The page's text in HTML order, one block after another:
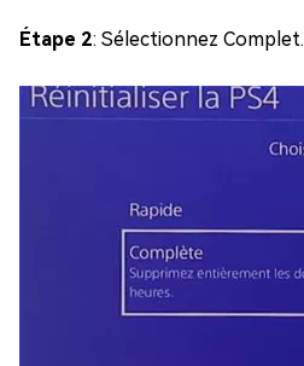
Étape 2: Sélectionnez Complet.